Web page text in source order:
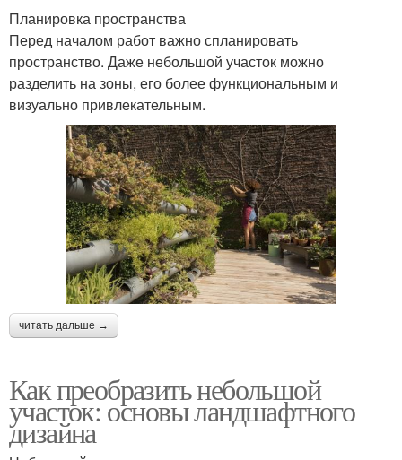
Планировка пространства
Перед началом работ важно спланировать
пространство. Даже небольшой участок можно
разделить на зоны, его более функциональным и
визуально привлекательным.
читать дальше →
Как преобразить небольшой
участок: основы ландшафтного
дизайна